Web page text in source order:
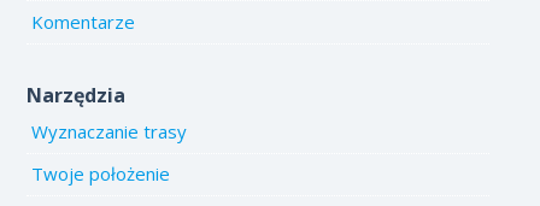
Komentarze
Narzędzia
Wyznaczanie trasy
Twoje położenie